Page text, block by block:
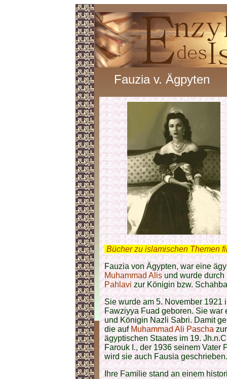
Fauzia v. Ägpyten
Bücher zu islamischen Themen
Fauzia von Ägypten, war eine
Muhammad Alisund wurde durch
Pahlavizur Königin bzw.
Sie wurde am 5. November 1921
Fawziyya Fuad geboren. Sie war
und Königin Nazli Sabri. Damit
die aufMuhammad Ali Pascha
ägyptischen Staates im 19.
Farouk I., der 1936 seinem Vater
wird sie auch Fausia geschrieben.
Ihre Familie stand an einem